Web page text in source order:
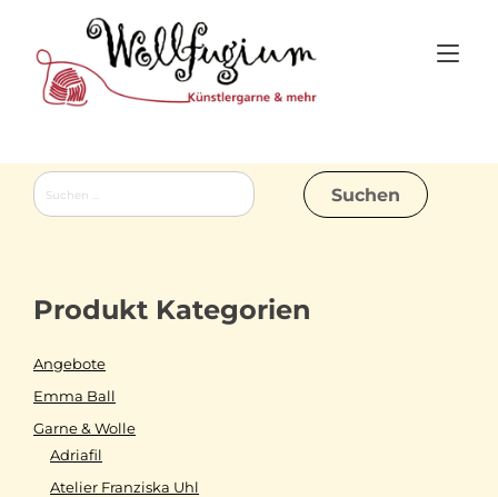
content
Suchen
nach:
Produkt Kategorien
Angebote
Emma Ball
Garne & Wolle
Adriafil
Atelier Franziska Uhl